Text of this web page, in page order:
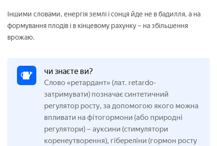
Іншими словами, енергія землі і сонця йде не в бадилля, а на
формування плодів і в кінцевому рахунку – на збільшення
врожаю.
чи знаєте ви?
Слово «ретардант» (лат. retardo-
затримувати) позначає синтетичний
регулятор росту, за допомогою якого можна
впливати на фітогормони (або природні
регулятори) – ауксини (стимулятори
коренеутворення), гібереліни (гормон росту